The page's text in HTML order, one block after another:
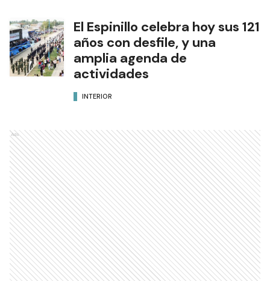
El Espinillo celebra hoy sus 121
años con desfile, y una
amplia agenda de
actividades
INTERIOR
Ads